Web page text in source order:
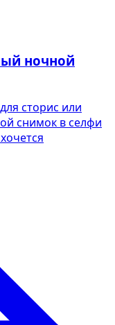
ночной
сторис или
снимок в селфи